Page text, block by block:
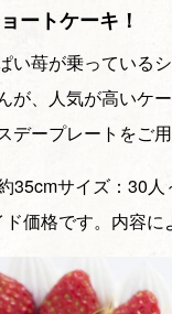
ートケーキ！
い苺が乗っている
、人気が高いケー
デープレートをご
35cmサイズ：30人
価格です。内容に